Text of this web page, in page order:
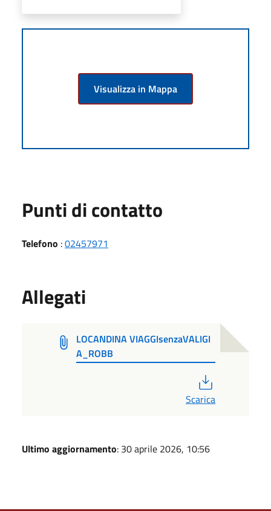
Visualizza in Mappa
Punti di contatto
Telefono :02457971
Allegati
LOCANDINA VIAGGIsenzaVALIGI
A_ROBB
Scarica
Ultimo aggiornamento: 30 aprile 2026, 10:56